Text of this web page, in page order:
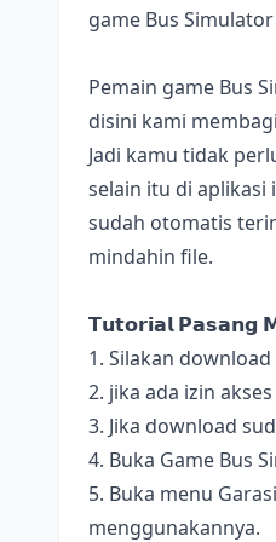
game Bus
Pemain game Bus
disini kami
Jadi kamu tidak
selain itu di aplikasi
sudah otomatis
mindahin file.
𝗧𝘂𝘁𝗼𝗿𝗶𝗮𝗹 𝗣𝗮𝘀𝗮𝗻𝗴
1. Silakan
2. jika ada izin
3. Jika download
4. Buka Game Bus
5. Buka menu
menggunakannya.